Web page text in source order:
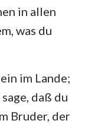
in allen
was du
im Lande;
daß du
Bruder, der